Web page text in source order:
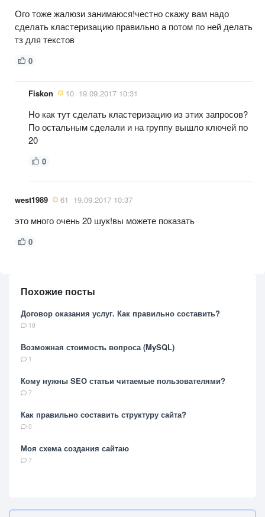
Ого тоже жалюзи занимаюся!честно скажу вам надо
сделать кластеризацию правильно а потом по ней делать
тз для текстов
0
Fiskon 10 19.09.2017 10:31
Но как тут сделать кластеризацию из этих запросов?
По остальным сделали и на группу вышло ключей по
20
0
west1989 61 19.09.2017 10:37
это много очень 20 шук!вы можете показать
0
Похожие посты
Договор оказания услуг. Как правильно составить?
18
Возможная стоимость вопроса (MySQL)
1
Кому нужны SEO статьи читаемые пользователями?
7
Как правильно составить структуру сайта?
0
Моя схема создания сайтаю
7